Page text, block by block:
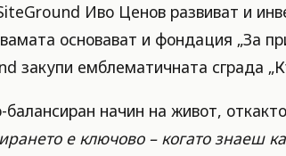
Иво Ценов развиват и
основават и фондация „За
закупи емблематичната сграда
начин на живот,
е ключово – когато знаеш